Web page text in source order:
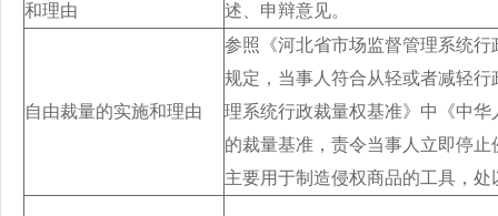
和理由
述、申辩意见。
自由裁量的实施和理由
参照《河北省市场监督管理系统
规定，当事人符合从轻或者减轻
理系统行政裁量权基准》中《中
的裁量基准，责令当事人立即停
主要用于制造侵权商品的工具，